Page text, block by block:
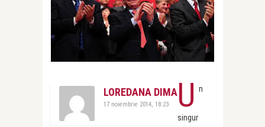
LOREDANA DIMA
17 noiembrie 2014, 18:23 U n
singur